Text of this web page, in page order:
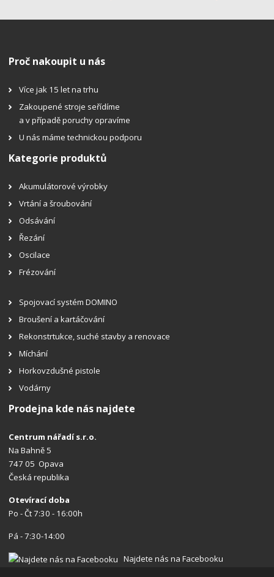
Proč nakoupit u nás
Více jak 15 let na trhu
Zakoupené stroje seřídíme
a v případě poruchy opravíme
U nás máme technickou podporu
Kategorie produktů
Akumulátorové výrobky
Vrtání a šroubování
Odsávání
Řezání
Oscilace
Frézování
Spojovací systém DOMINO
Broušení a kartáčování
Rekonstrtukce, suché stavby a renovace
Míchání
Horkovzdušné pistole
Vodárny
Prodejna kde nás najdete
Centrum nářadí s.r.o.
Na Bahně 5
747 05 Opava
Česká republika
Otevírací doba
Po - Čt 7:30 - 16:00h
Pá - 7:30-14:00
Najdete nás na Facebooku